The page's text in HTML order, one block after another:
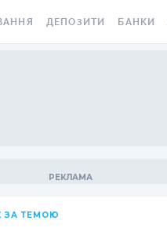
ДЕПОЗИТИ
ПИТАННЯ ТА ВІДПОВІДІ
БАНКИ
ЗА ТЕМОЮ